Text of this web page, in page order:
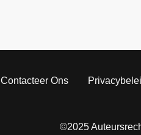
Contacteer Ons
©2025